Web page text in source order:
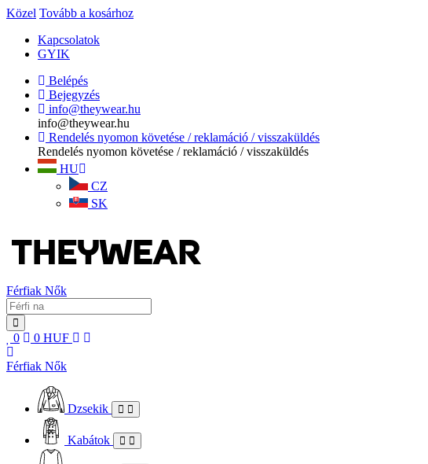
Közel Tovább a kosárhoz
Kapcsolatok
GYIK
Belépés
Bejegyzés
info@theywear.hu
info@theywear.hu
Rendelés nyomon követése / reklamáció / visszaküldés
Rendelés nyomon követése / reklamáció / visszaküldés
HU
CZ
SK
Férfiak Nők
0 0 HUF
Férfiak Nők
Dzsekik
Kabátok